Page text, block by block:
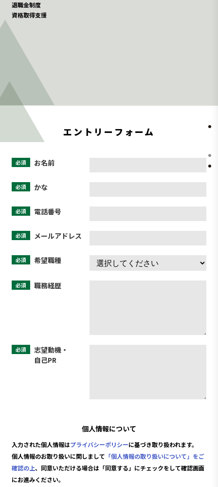
退職金制度
資格取得支援
エントリーフォーム
必須 お名前
必須 かな
必須 電話番号
必須 メールアドレス
必須 希望職種
必須 職務経歴
必須
志望動機・
自己PR
個人情報について
入力された個人情報はプライバシーポリシーに基づき取り扱われます。
個人情報のお取り扱いに関しまして 「個人情報の取り扱いについて」をご
確認の上、同意いただける場合は「同意する」にチェックをして確認画面
にお進みください。